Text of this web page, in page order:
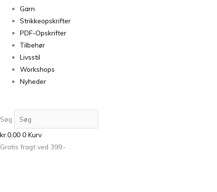
Garn
Strikkeopskrifter
PDF-Opskrifter
Tilbehør
Livsstil
Workshops
Nyheder
Søg
kr.0,00 0 Kurv
Gratis fragt ved 399,-